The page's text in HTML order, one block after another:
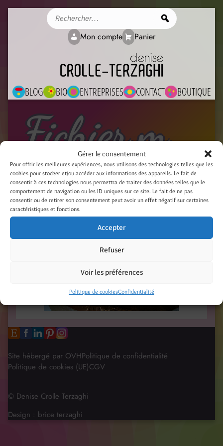
Gérer le consentement
Pour offrir les meilleures expériences, nous utilisons des technologies telles que les
cookies pour stocker et/ou accéder aux informations des appareils. Le fait de
consentir à ces technologies nous permettra de traiter des données telles que le
comportement de navigation ou les ID uniques sur ce site. Le fait de ne pas
consentir ou de retirer son consentement peut avoir un effet négatif sur certaines
caractéristiques et fonctions.
Accepter
Refuser
Voir les préférences
Politique de cookiesConfidentialité
BLOG BIO ENTREPRISES CONTACT BOUTIQUE
Mon compte Panier
Fichier média
IMG_2700
28 février 2020
Site hébergé par OVHPolitique de confidentialité
Politique de cookies (UE)CGV
© Denise Crolle Terzaghi
Design : brice terzaghi